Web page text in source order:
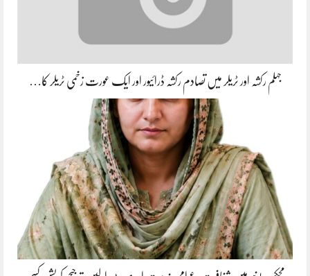
جہلم رکشہ اور ٹریلر میں تصادم رکشہ ڈرائیور اور ایک عورت زخمی ٹریلر کا…